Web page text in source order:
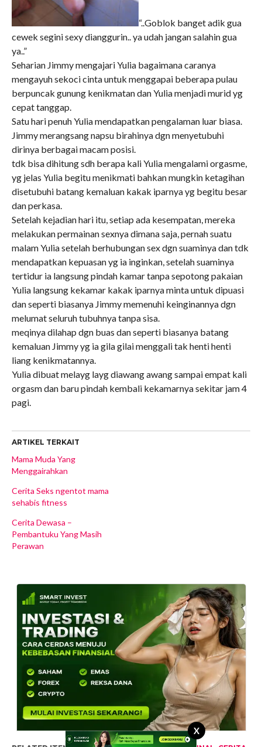
X
“..Goblok banget adik gua
cewek segini sexy dianggurin.. ya udah jangan salahin gua
ya..”
Seharian Jimmy mengajari Yulia bagaimana caranya
mengayuh sekoci cinta untuk menggapai beberapa pulau
berpuncak gunung kenikmatan dan Yulia menjadi murid yg
cepat tanggap.
Satu hari penuh Yulia mendapatkan pengalaman luar biasa.
Jimmy merangsang napsu birahinya dgn menyetubuhi
dirinya berbagai macam posisi.
tdk bisa dihitung sdh berapa kali Yulia mengalami orgasme,
yg jelas Yulia begitu menikmati bahkan mungkin ketagihan
disetubuhi batang kemaluan kakak iparnya yg begitu besar
dan perkasa.
Setelah kejadian hari itu, setiap ada kesempatan, mereka
melakukan permainan sexnya dimana saja, pernah suatu
malam Yulia setelah berhubungan sex dgn suaminya dan tdk
mendapatkan kepuasan yg ia inginkan, setelah suaminya
tertidur ia langsung pindah kamar tanpa sepotong pakaian
Yulia langsung kekamar kakak iparnya minta untuk dipuasi
dan seperti biasanya Jimmy memenuhi keinginannya dgn
melumat seluruh tubuhnya tanpa sisa.
meqinya dilahap dgn buas dan seperti biasanya batang
kemaluan Jimmy yg ia gila gilai menggali tak henti henti
liang kenikmatannya.
Yulia dibuat melayg layg diawang awang sampai empat kali
orgasm dan baru pindah kembali kekamarnya sekitar jam 4
pagi.
ARTIKEL TERKAIT
Mama Muda Yang
Menggairahkan
Cerita Seks ngentot mama
sehabis fitness
Cerita Dewasa –
Pembantuku Yang Masih
Perawan